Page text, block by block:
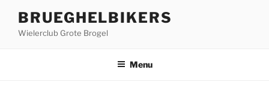
BRUEGHELBIKERS
Wielerclub Grote Brogel
Menu